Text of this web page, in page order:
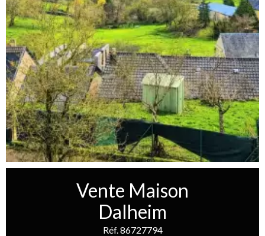
Vente Maison
Dalheim
Réf. 86727794